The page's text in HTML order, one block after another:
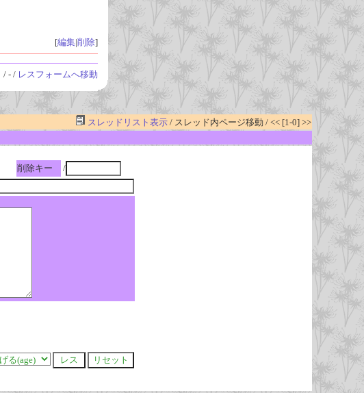
[編集|削除]
/ - / レスフォームへ移動
スレッドリスト表示/ スレッド内ページ移動 / << [1-0] >>
削除キー
/